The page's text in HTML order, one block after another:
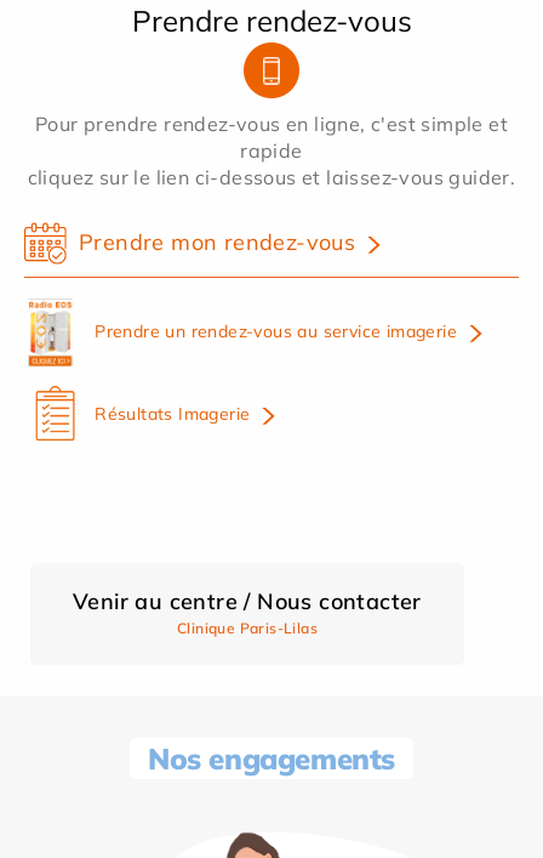
Prendre rendez-vous
Pour prendre rendez-vous en ligne, c'est simple et
rapide
cliquez sur le lien ci-dessous et laissez-vous guider.
Prendre mon rendez-vous
Prendre un rendez-vous au service imagerie
Résultats Imagerie
Venir au centre / Nous contacter
Clinique Paris-Lilas
Nos engagements